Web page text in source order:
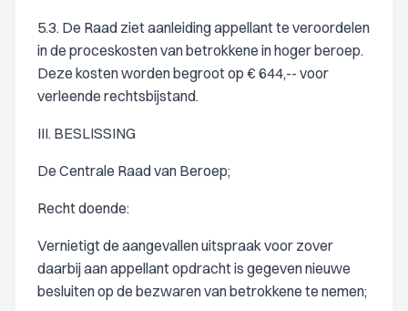
5.3. De Raad ziet aanleiding appellant te veroordelen
in de proceskosten van betrokkene in hoger beroep.
Deze kosten worden begroot op € 644,-- voor
verleende rechtsbijstand.
III. BESLISSING
De Centrale Raad van Beroep;
Recht doende:
Vernietigt de aangevallen uitspraak voor zover
daarbij aan appellant opdracht is gegeven nieuwe
besluiten op de bezwaren van betrokkene te nemen;